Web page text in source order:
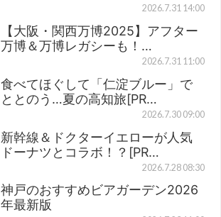
2026.7.31 14:00
【大阪・関西万博2025】アフター
万博＆万博レガシーも！…
2026.7.31 11:00
食べてほぐして「仁淀ブルー」で
ととのう…夏の高知旅[PR…
2026.7.30 09:00
新幹線＆ドクターイエローが人気
ドーナツとコラボ！？[PR…
2026.7.28 08:30
神戸のおすすめビアガーデン2026
年最新版